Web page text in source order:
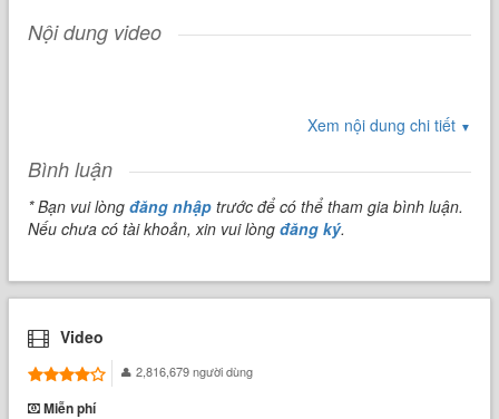
Nội dung video
Xem nội dung chi tiết ▼
Bình luận
* Bạn vui lòngđăng nhập trước để có thể tham gia bình luận.
Nếu chưa có tài khoản, xin vui lòngđăng ký.
Video
2,816,679 người dùng
Miễn phí